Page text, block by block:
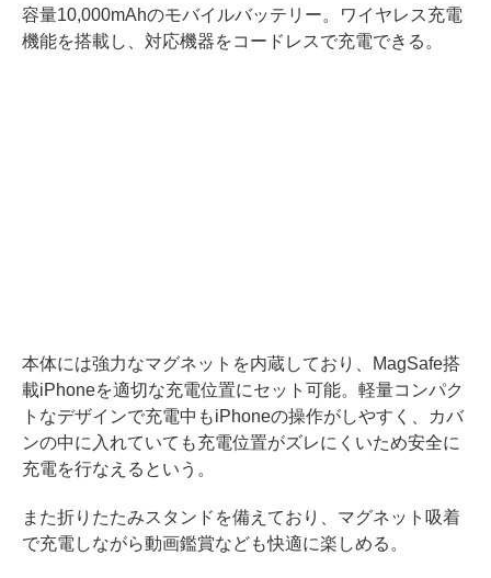
容量10,000mAhのモバイルバッテリー。ワイヤレス充電
機能を搭載し、対応機器をコードレスで充電できる。
本体には強力なマグネットを内蔵しており、MagSafe搭
載iPhoneを適切な充電位置にセット可能。軽量コンパク
トなデザインで充電中もiPhoneの操作がしやすく、カバ
ンの中に入れていても充電位置がズレにくいため安全に
充電を行なえるという。
また折りたたみスタンドを備えており、マグネット吸着
で充電しながら動画鑑賞なども快適に楽しめる。